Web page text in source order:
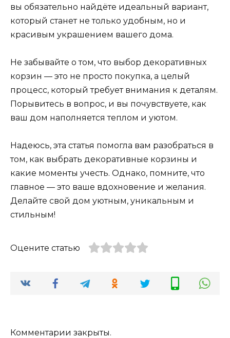
вы обязательно найдёте идеальный вариант,
который станет не только удобным, но и
красивым украшением вашего дома.
Не забывайте о том, что выбор декоративных
корзин — это не просто покупка, а целый
процесс, который требует внимания к деталям.
Порывитесь в вопрос, и вы почувствуете, как
ваш дом наполняется теплом и уютом.
Надеюсь, эта статья помогла вам разобраться в
том, как выбрать декоративные корзины и
какие моменты учесть. Однако, помните, что
главное — это ваше вдохновение и желания.
Делайте свой дом уютным, уникальным и
стильным!
Оцените статью
Комментарии закрыты.